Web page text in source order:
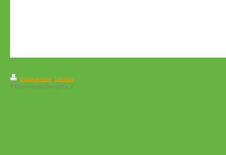
Druckversion|Sitemap
© Elternverein Overath e. V.